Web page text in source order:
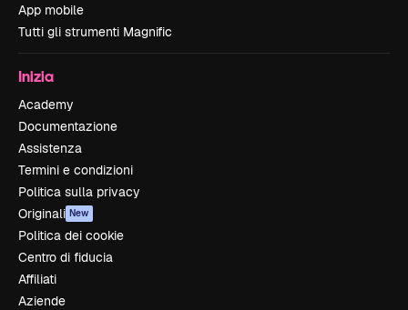
App mobile
Tutti gli strumenti Magnific
Inizia
Academy
Documentazione
Assistenza
Termini e condizioni
Politica sulla privacy
Originali New
Politica dei cookie
Centro di fiducia
Affiliati
Aziende